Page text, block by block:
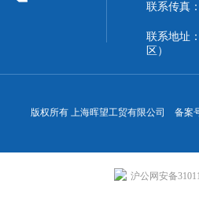
联系传真
联系地址
区）
版权所有 上海晖望工贸有限公司 备案
沪公网安备